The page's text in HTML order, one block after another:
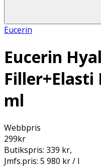
Eucerin
Eucerin
ml
Webbpris
299kr
Butikspris: 339 kr,
Jmfs.pris: 5 980 kr / l